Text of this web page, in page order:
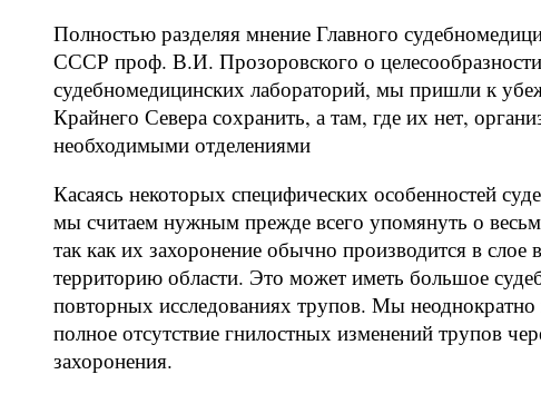
Полностью разделяя мнение Главного
СССР проф. В.И. Прозоровского о
судебномедицинских лабораторий, мы пришли к
Крайнего Севера сохранить, а там, где их нет,
необходимыми отделениями
Касаясь некоторых специфических особенностей
мы считаем нужным прежде всего упомянуть о
так как их захоронение обычно производится в
территорию области. Это может иметь большое
повторных исследованиях трупов. Мы
полное отсутствие гнилостных изменений трупов
захоронения.